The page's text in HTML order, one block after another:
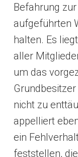
Befahrung
aufgeführten
halten. Es
aller
um das
nicht zu
appelliert
ein
feststellen,